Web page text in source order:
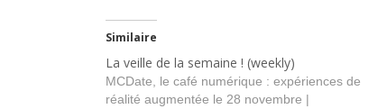
Similaire
La veille de la semaine ! (weekly)
MCDate, le café numérique : expériences de
réalité augmentée le 28 novembre |